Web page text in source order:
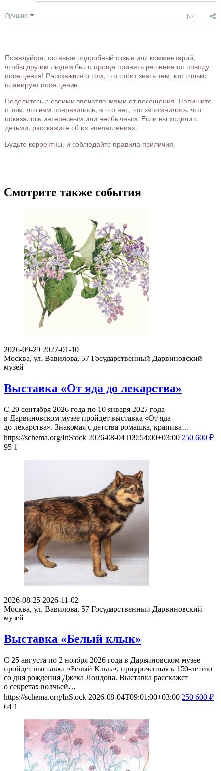
Лучшие
Пожалуйста, оставьте подробный отзыв или комментарий,
чтобы другим людям было проще принять решение по поводу
посещения! Расскажите о том, что стоит знать тем, кто только
планирует посещение.
Поделитесь с своими впечатлениями от посещения. Напишите
о том, что вам понравилось, а что нет, что запомнилось, что
показалось интересным или необычным. Если вы ходили с
детьми, расскажите об их впечатлениях.
Будьте корректны, и соблюдайте правила приличия.
Смотрите также события
2026-09-29 2027-01-10
Москва, ул. Вавилова, 57 Государственный Дарвиновский
музей
Выставка «От яда до лекарства»
С 29 сентября 2026 года по 10 января 2027 года
в Дарвиновском музее пройдет выставка «От яда
до лекарства». Знакомая с детства ромашка, крапива…
https://schema.org/InStock 2026-08-04T09:54:00+03:00 250 600 ₽
95 1
2026-08-25 2026-11-02
Москва, ул. Вавилова, 57 Государственный Дарвиновский
музей
Выставка «Белый клык»
С 25 августа по 2 ноября 2026 года в Дарвиновском музее
пройдет выставка «Белый Клык», приуроченная к 150-летию
со дня рождения Джека Лондона. Выставка расскажет
о секретах волчьей…
https://schema.org/InStock 2026-08-04T09:01:00+03:00 250 600 ₽
64 1